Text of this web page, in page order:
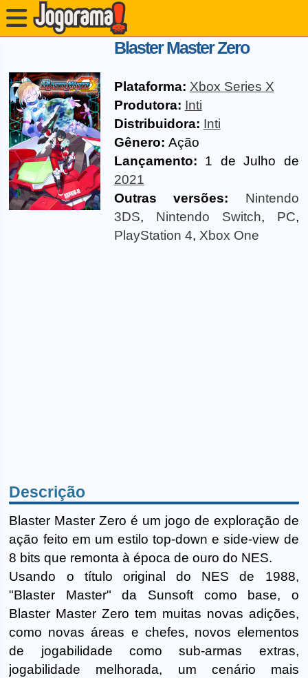
Blaster Master Zero
Plataforma: Xbox Series X
Produtora: Inti
Distribuidora: Inti
Gênero: Ação
Lançamento: 1 de Julho de
2021
Outras versões:
Nintendo
3DS, Nintendo Switch, PC,
PlayStation 4, Xbox One
Descrição
Blaster Master Zero é um jogo de exploração de
ação feito em um estilo top-down e side-view de
8 bits que remonta à época de ouro do NES.
Usando o título original do NES de 1988,
"Blaster Master" da Sunsoft como base, o
Blaster Master Zero tem muitas novas adições,
como novas áreas e chefes, novos elementos
de jogabilidade como sub-armas extras,
jogabilidade melhorada, um cenário mais